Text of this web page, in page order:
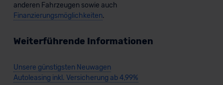
anderen Fahrzeugen sowie auch
Finanzierungsmöglichkeiten.
Weiterführende Informationen
Unsere günstigsten Neuwagen
Autoleasing inkl. Versicherung ab 4,99%